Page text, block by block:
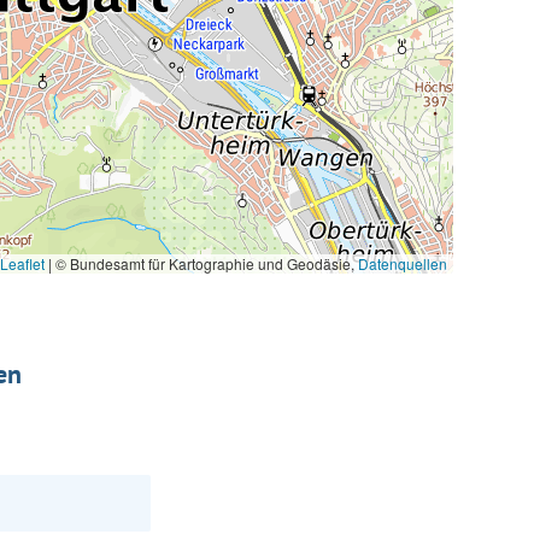
| © Bundesamt für Kartographie und Geodäsie,Datenquellen